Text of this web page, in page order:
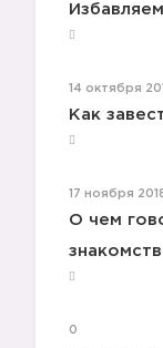
14 октября
Как
17 ноября
О чем
0